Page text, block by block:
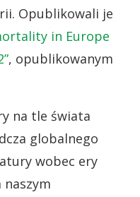
Opublikowali je
in Europe
, opublikowanym
na tle świata
globalnego
wobec ery
naszym